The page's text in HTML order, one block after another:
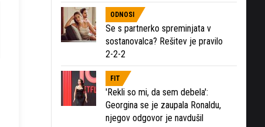
ODNOSI
Se s partnerko spreminjata v
sostanovalca? Rešitev je pravilo
2-2-2
FIT
'Rekli so mi, da sem debela':
Georgina se je zaupala Ronaldu,
njegov odgovor je navdušil